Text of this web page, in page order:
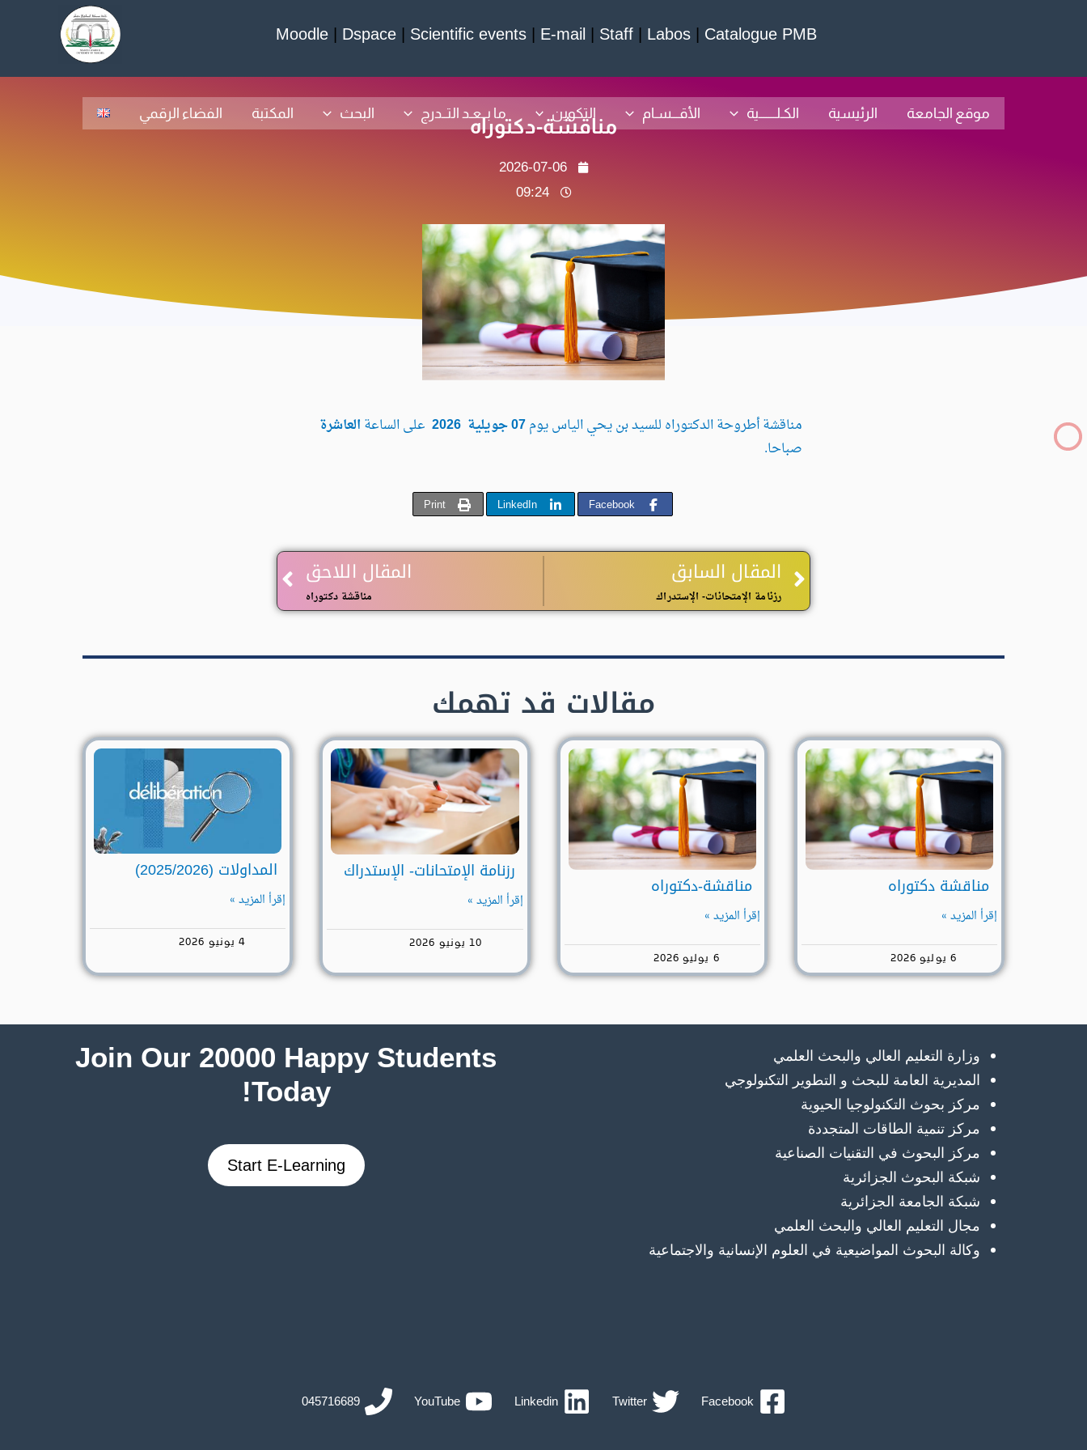
Moodle Dspace Scientific events E-mail Staff Labos Catalogue PMB
موقع الجامعة الرئيسية الكـلـــــــية الأقـــسـام التكوين ما بــعـد التــدرج البحث المكتبة الفضاء الرقمي
مناقشة-دكتوراه
2026-07-06
09:24
مناقشة أطروحة الدكتوراه للسيد بن يحي الياس يوم07 جويلية 2026 على الساعة العاشرة
صباحا.
Facebook
LinkedIn
Print
Prev
المقال السابق
رزنامة الإمتحانات- الإستدراك
المقال اللاحق
مناقشة دكتوراه
Next
مقالات قد تهمك
مناقشة دكتوراه
إقرأ المزيد »
6 يوليو 2026
مناقشة-دكتوراه
إقرأ المزيد »
6 يوليو 2026
رزنامة الإمتحانات- الإستدراك
إقرأ المزيد »
10 يونيو 2026
المداولات (2025/2026)
إقرأ المزيد »
4 يونيو 2026
وزارة التعليم العالي والبحث العلمي
المديرية العامة للبحث و التطوير التكنولوجي
مركز بحوث التكنولوجيا الحيوية
مركز تنمية الطاقات المتجددة
مركز البحوث في التقنيات الصناعية
شبكة البحوث الجزائرية
شبكة الجامعة الجزائرية
مجال التعليم العالي والبحث العلمي
وكالة البحوث المواضيعية في العلوم الإنسانية والاجتماعية
Join Our 20000 Happy Students​
Today!
Start E-Learning
Facebook
Twitter
Linkedin
YouTube
045716689